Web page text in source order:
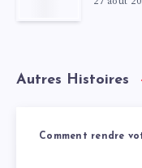
Autres Histoires
Comment rendre